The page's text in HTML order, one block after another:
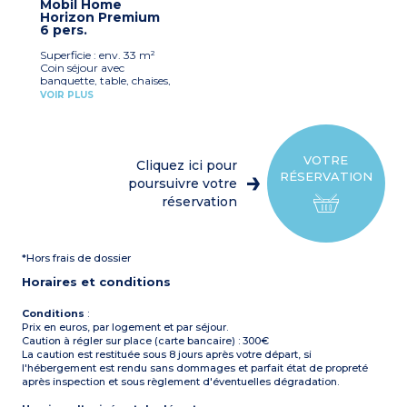
1 WC séparé
Terrasse couverte avec
salon de jardin
personnes
A noter:
- Draps fournis
plaque de cuisson 4 feux,
micro-ondes, cafetière
électrique, vaisselle)
double (140 cm)
2 chambres avec 2 lits
simples (80 cm)
Salle d'eau avec douche,
Mobil Home
Horizon Premium
6 pers.
Superficie : env. 33 m²
Coin séjour avec
banquette, table, chaises,
télévision
bouilloire, lave-vaisselle,
1 chambre avec un lit
Salle d'eau avec douche,
1 WC séparé
salon de jardin, barbecue
Capacité max. 6
personnes
A noter:
- Draps fournis
VOIR PLUS
VOTRE
RÉSERVATION
Cliquez ici pour
poursuivre votre
réservation
*Hors frais de dossier
Horaires et conditions
Conditions :
Prix en euros, par logement et par séjour.
Caution à régler sur place (carte bancaire) : 300€
La caution est restituée sous 8 jours après votre départ, si
l'hébergement est rendu sans dommages et parfait état de propreté
après inspection et sous règlement d'éventuelles dégradation.